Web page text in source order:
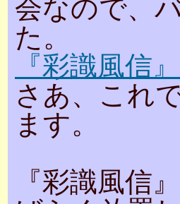
会なので、
た。
『彩識風信
さあ、これ
ます。
『彩識風信